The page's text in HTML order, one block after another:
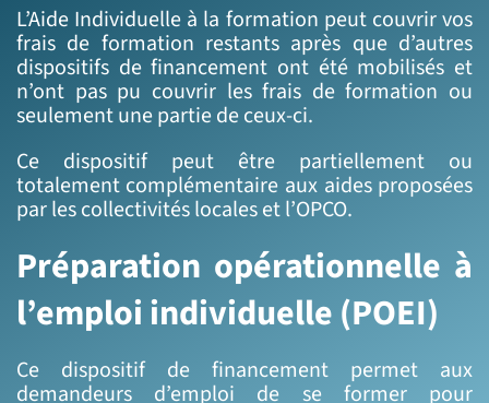
L’Aide Individuelle à la formation peut couvrir vos
frais de formation restants après que d’autres
dispositifs de financement ont été mobilisés et
n’ont pas pu couvrir les frais de formation ou
seulement une partie de ceux-ci.
Ce dispositif peut être partiellement ou
totalement complémentaire aux aides proposées
par les collectivités locales et l’OPCO.
Préparation opérationnelle à
l’emploi individuelle (POEI)
Ce dispositif de financement permet aux
demandeurs d’emploi de se former pour